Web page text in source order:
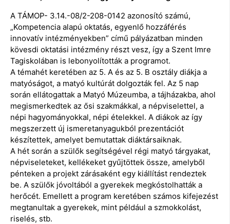
A TÁMOP- 3.14.-08/2-208-0142 azonosító számú,
„Kompetencia alapú oktatás, egyenlő hozzáférés
innovatív intézményekben” című pályázatban minden
kövesdi oktatási intézmény részt vesz, így a Szent Imre
Tagiskolában is lebonyolították a programot.
A témahét keretében az 5. A és az 5. B osztály diákja a
matyóságot, a matyó kultúrát dolgozták fel. Az 5 nap
során ellátogattak a Matyó Múzeumba, a tájházakba, ahol
megismerkedtek az ősi szakmákkal, a népviselettel, a
népi hagyományokkal, népi ételekkel. A diákok az így
megszerzett új ismeretanyagukból prezentációt
készítettek, amelyet bemutattak diáktársaiknak.
A hét során a szülők segítségével régi matyó tárgyakat,
népviseleteket, kellékeket gyűjtöttek össze, amelyből
pénteken a projekt zárásaként egy kiállítást rendeztek
be. A szülők jóvoltából a gyerekek megkóstolhatták a
herőcét. Emellett a program keretében számos kifejezést
megtanultak a gyerekek, mint például a szmokkolást,
riselés, stb.